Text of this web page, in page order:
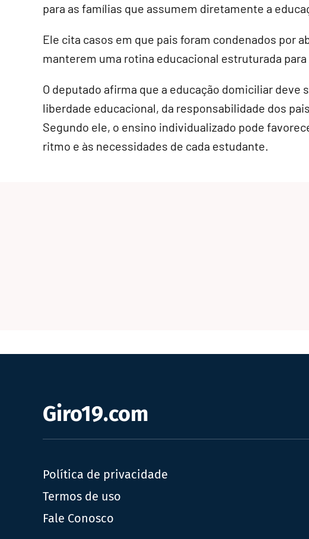
para as famílias que assumem diretamente a
Ele cita casos em que pais foram condenados por
manterem uma rotina educacional estruturada
O deputado afirma que a educação domiciliar deve
liberdade educacional, da responsabilidade dos
Segundo ele, o ensino individualizado pode
ritmo e às necessidades de cada estudante.
Giro19.com
Política de privacidade
Termos de uso
Fale Conosco